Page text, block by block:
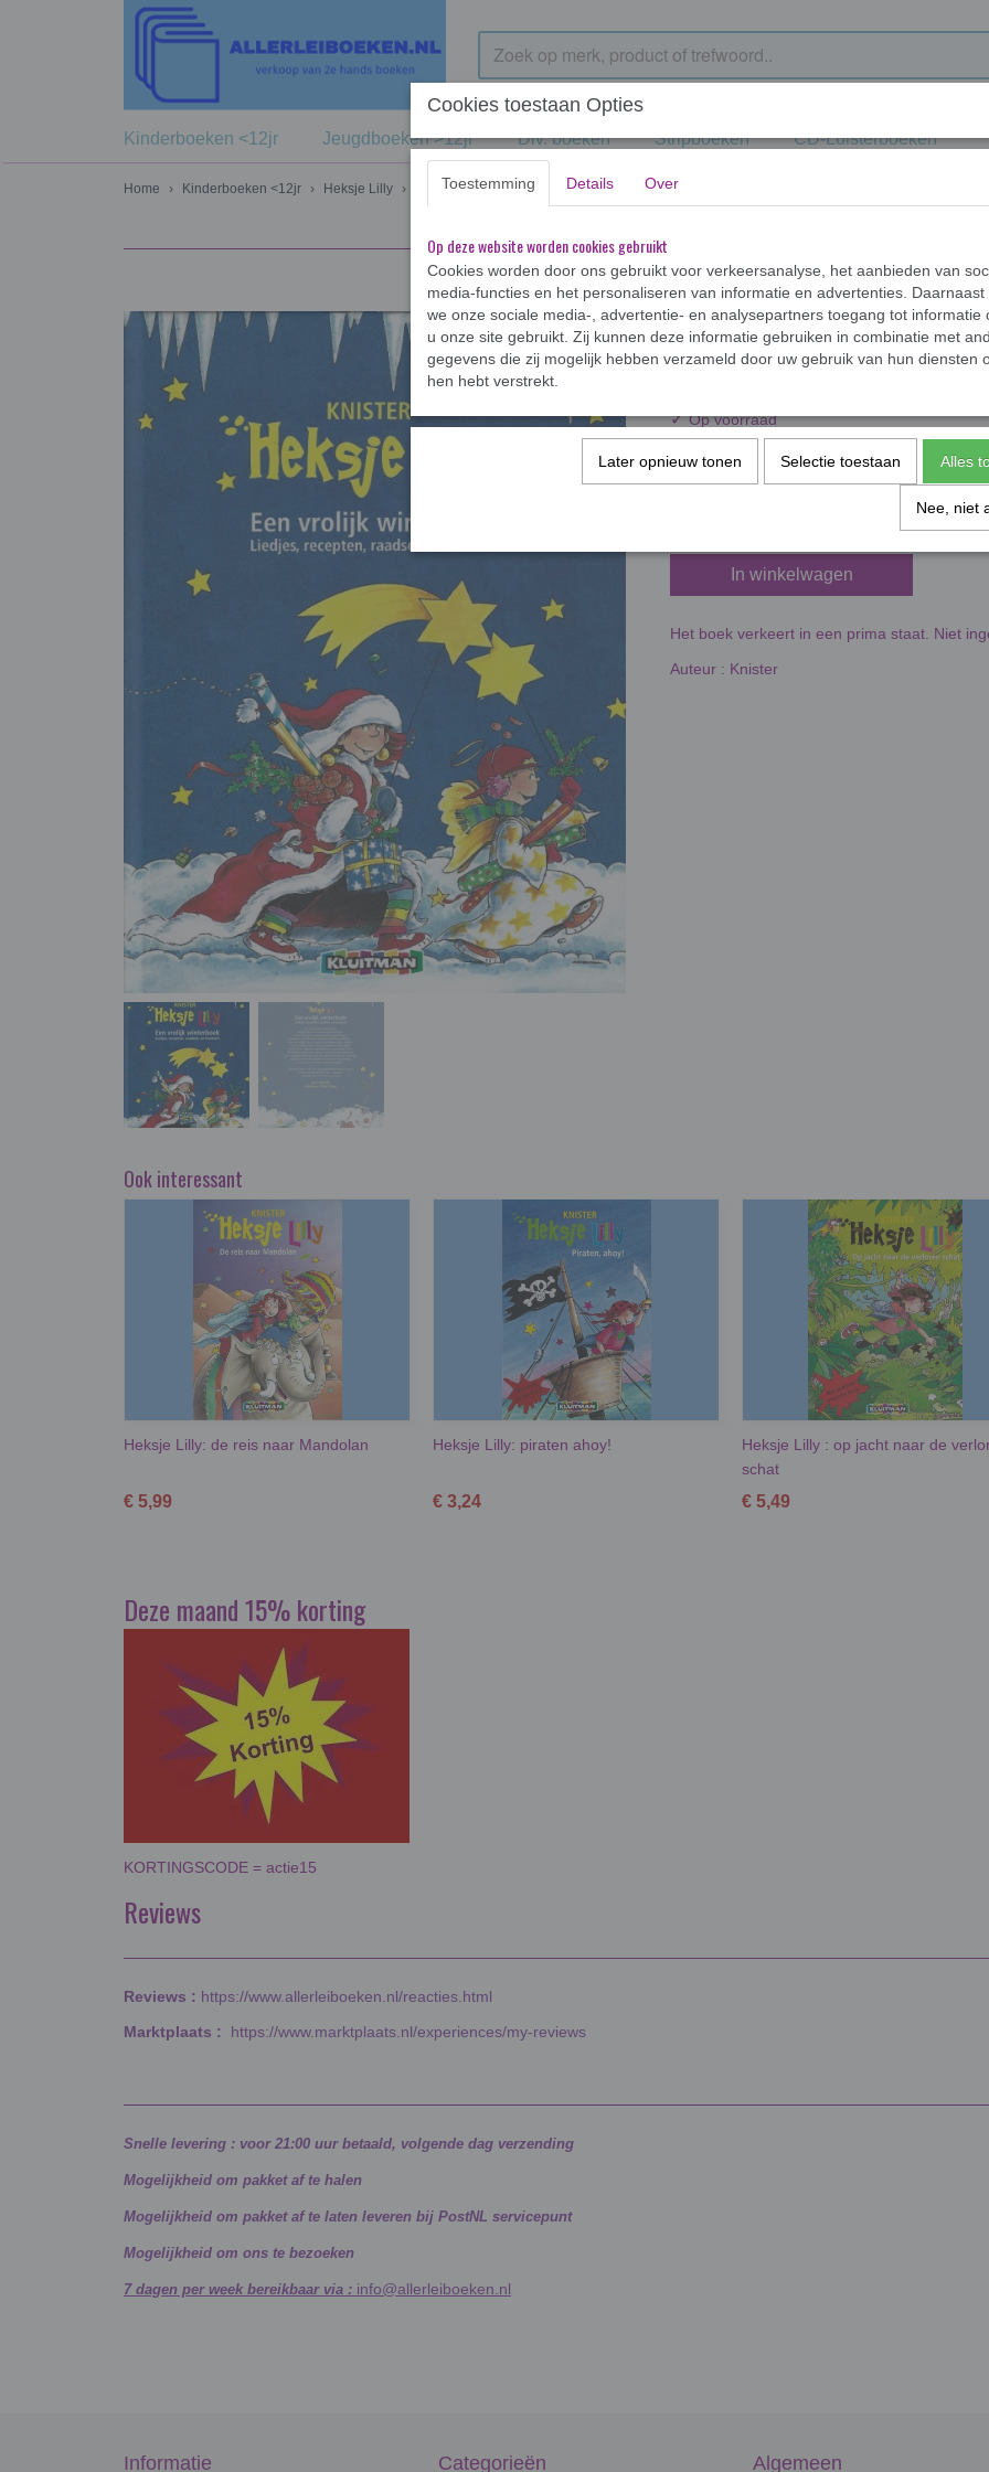
Kinderboeken <12jr Jeugdboeken >12jr Div. boeken Stripboeken CD-Luisterboeken
Home › Kinderboeken <12jr › Heksje Lilly › Heksje Lilly : een vrolijk winterboek
Heksje Lilly : een
✓Op voorraad
Aantal
In winkelwagen
Het boek verkeert in een prima staat. Niet
Auteur : Knister
Ook interessant
Heksje Lilly: de reis naar Mandolan
€ 5,99
Heksje Lilly: piraten ahoy!
€ 3,24
Heksje Lilly : op jacht naar de
schat
€ 5,49
Deze maand 15% korting
KORTINGSCODE = actie15
Reviews
Reviews : https://www.allerleiboeken.nl/reacties.html
Marktplaats : https://www.marktplaats.nl/experiences/my-reviews
Snelle levering : voor 21:00 uur betaald, volgende dag verzending
Mogelijkheid om pakket af te halen
Mogelijkheid om pakket af te laten leveren bij PostNL servicepunt
Mogelijkheid om ons te bezoeken
7 dagen per week bereikbaar via : info@allerleiboeken.nl
Informatie Categorieën Algemeen
Cookies toestaan Opties
Toestemming Details Over
Op deze website worden cookies gebruikt
Cookies worden door ons gebruikt voor verkeersanalyse, het aanbieden van
media-functies en het personaliseren van informatie en advertenties. Daarnaast
we onze sociale media-, advertentie- en analysepartners toegang tot informatie
u onze site gebruikt. Zij kunnen deze informatie gebruiken in combinatie met
gegevens die zij mogelijk hebben verzameld door uw gebruik van hun diensten
hen hebt verstrekt.
Later opnieuw tonen Selectie toestaan Alles
Nee, niet